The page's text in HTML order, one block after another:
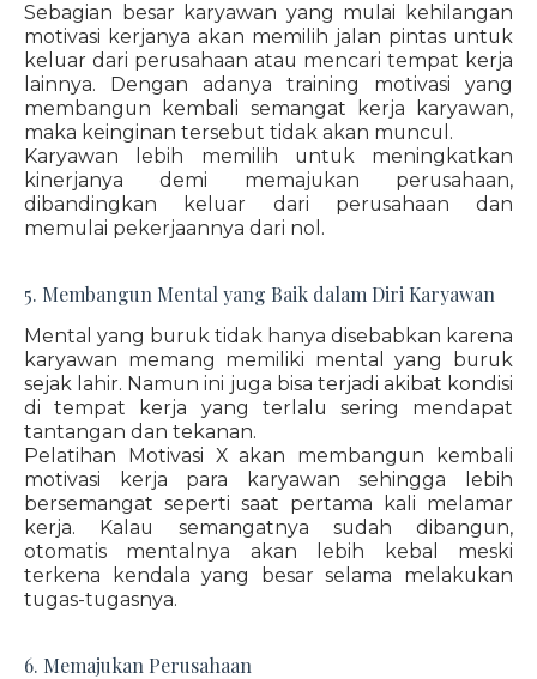
Sebagian besar karyawan yang mulai kehilangan
motivasi kerjanya akan memilih jalan pintas untuk
keluar dari perusahaan atau mencari tempat kerja
lainnya. Dengan adanya training motivasi yang
membangun kembali semangat kerja karyawan,
maka keinginan tersebut tidak akan muncul.
Karyawan lebih memilih untuk meningkatkan
kinerjanya demi memajukan perusahaan,
dibandingkan keluar dari perusahaan dan
memulai pekerjaannya dari nol.
5. Membangun Mental yang Baik dalam Diri Karyawan
Mental yang buruk tidak hanya disebabkan karena
karyawan memang memiliki mental yang buruk
sejak lahir. Namun ini juga bisa terjadi akibat kondisi
di tempat kerja yang terlalu sering mendapat
tantangan dan tekanan.
Pelatihan Motivasi X akan membangun kembali
motivasi kerja para karyawan sehingga lebih
bersemangat seperti saat pertama kali melamar
kerja. Kalau semangatnya sudah dibangun,
otomatis mentalnya akan lebih kebal meski
terkena kendala yang besar selama melakukan
tugas-tugasnya.
6. Memajukan Perusahaan